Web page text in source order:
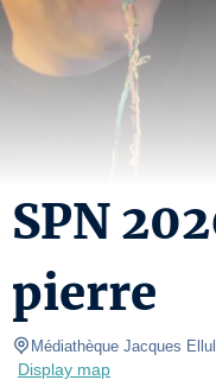
SPN
pierre
Médiathèque Jacques Ellul
Display map